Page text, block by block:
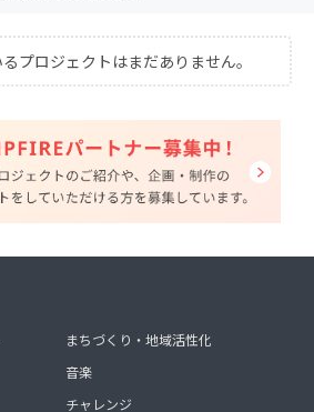
プロジェクトはまだありません。
まちづくり・地域活性化
音楽
チャレンジ